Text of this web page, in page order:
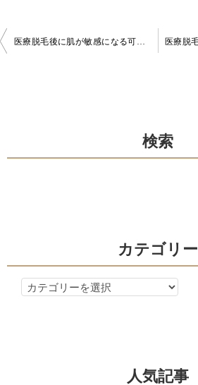
投
検索
カテゴリー
カ
人気記事